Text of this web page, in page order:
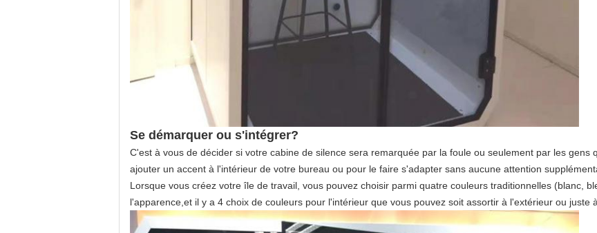
Se démarquer ou s'intégrer?
C'est à vous de décider si votre cabine de silence sera remarquée par la foule ou seulement par les gens
ajouter un accent à l'intérieur de votre bureau ou pour le faire s'adapter sans aucune attention
Lorsque vous créez votre île de travail, vous pouvez choisir parmi quatre couleurs traditionnelles (blanc,
l'apparence,et il y a 4 choix de couleurs pour l'intérieur que vous pouvez soit assortir à l'extérieur ou juste